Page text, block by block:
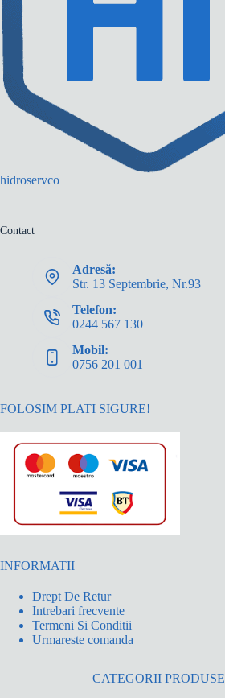
hidroservco
Contact
Adresă:
Str. 13 Septembrie, Nr.93
Telefon:
0244 567 130
Mobil:
0756 201 001
FOLOSIM PLATI SIGURE!
INFORMATII
Drept De Retur
Intrebari frecvente
Termeni Si Conditii
Urmareste comanda
CATEGORII PRODUSE